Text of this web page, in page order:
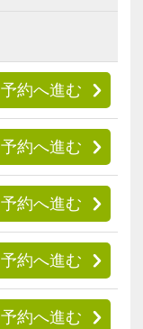
予約へ進む
予約へ進む
予約へ進む
予約へ進む
予約へ進む